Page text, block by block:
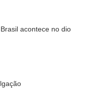
acontece no dio